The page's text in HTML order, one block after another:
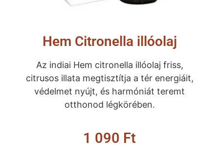
Hem Citronella illóolaj
Az indiai Hem citronella illóolaj friss,
citrusos illata megtisztítja a tér energiáit,
védelmet nyújt, és harmóniát teremt
otthonod légkörében.
1 090 Ft